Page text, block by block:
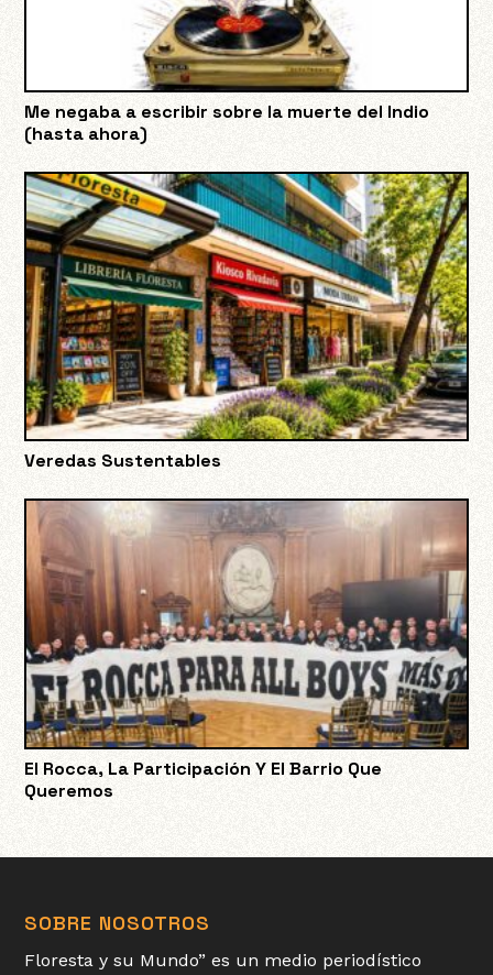
Me negaba a escribir sobre la muerte del Indio
(hasta ahora)
Veredas Sustentables
El Rocca, La Participación Y El Barrio Que
Queremos
SOBRE NOSOTROS
Floresta y su Mundo” es un medio periodístico